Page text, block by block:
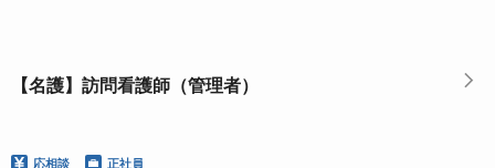
【名護】訪問看護師（管理者）
応相談 正社員